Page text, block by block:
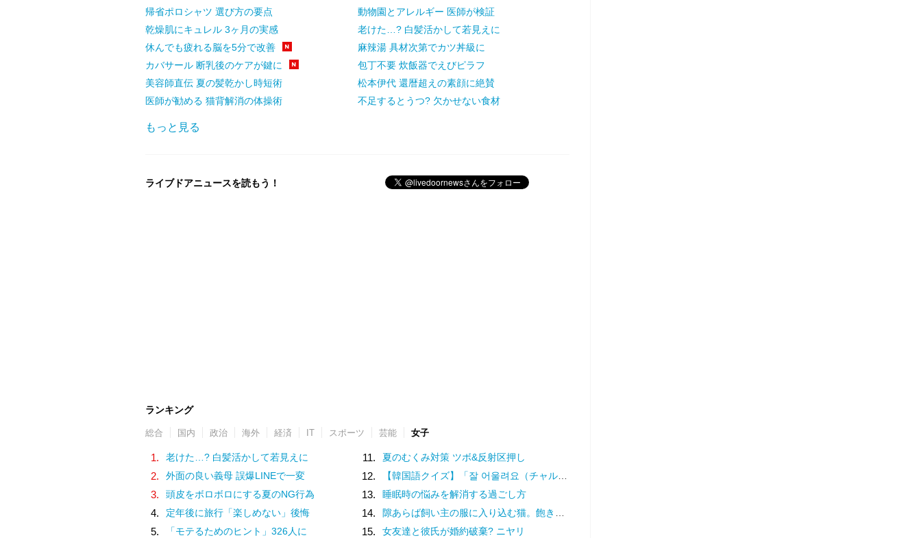
帰省ポロシャツ 選び方の要点
乾燥肌にキュレル 3ヶ月の実感
休んでも疲れる脳を5分で改善
カバサール 断乳後のケアが鍵に
美容師直伝 夏の髪乾かし時短術
医師が勧める 猫背解消の体操術
動物園とアレルギー 医師が検証
老けた…? 白髪活かして若見えに
麻辣湯 具材次第でカツ丼級に
包丁不要 炊飯器でえびピラフ
松本伊代 還暦超えの素顔に絶賛
不足するとうつ? 欠かせない食材
もっと見る
ライブドアニュースを読もう！
ランキング
総合 国内 政治 海外 経済 IT スポーツ 芸能 女子
1. 老けた…? 白髪活かして若見えに
2. 外面の良い義母 誤爆LINEで一変
3. 頭皮をボロボロにする夏のNG行為
4. 定年後に旅行「楽しめない」後悔
5. 「モテるためのヒント」326人に
11. 夏のむくみ対策 ツボ&反射区押し
12. 【韓国語クイズ】「잘 어울려요（チャル オウルリョヨ）」の意味は？褒め言葉です♡
13. 睡眠時の悩みを解消する過ごし方
14. 隙あらば飼い主の服に入り込む猫。飽きないのかなと動きを見ていると
15. 女友達と彼氏が婚約破棄? ニヤリ